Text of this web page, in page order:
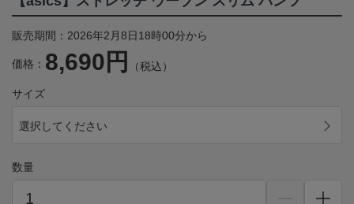
販売期間：2026年2月8日18時00分から
価格： 8,690円 （税込）
サイズ
選択してください
数量